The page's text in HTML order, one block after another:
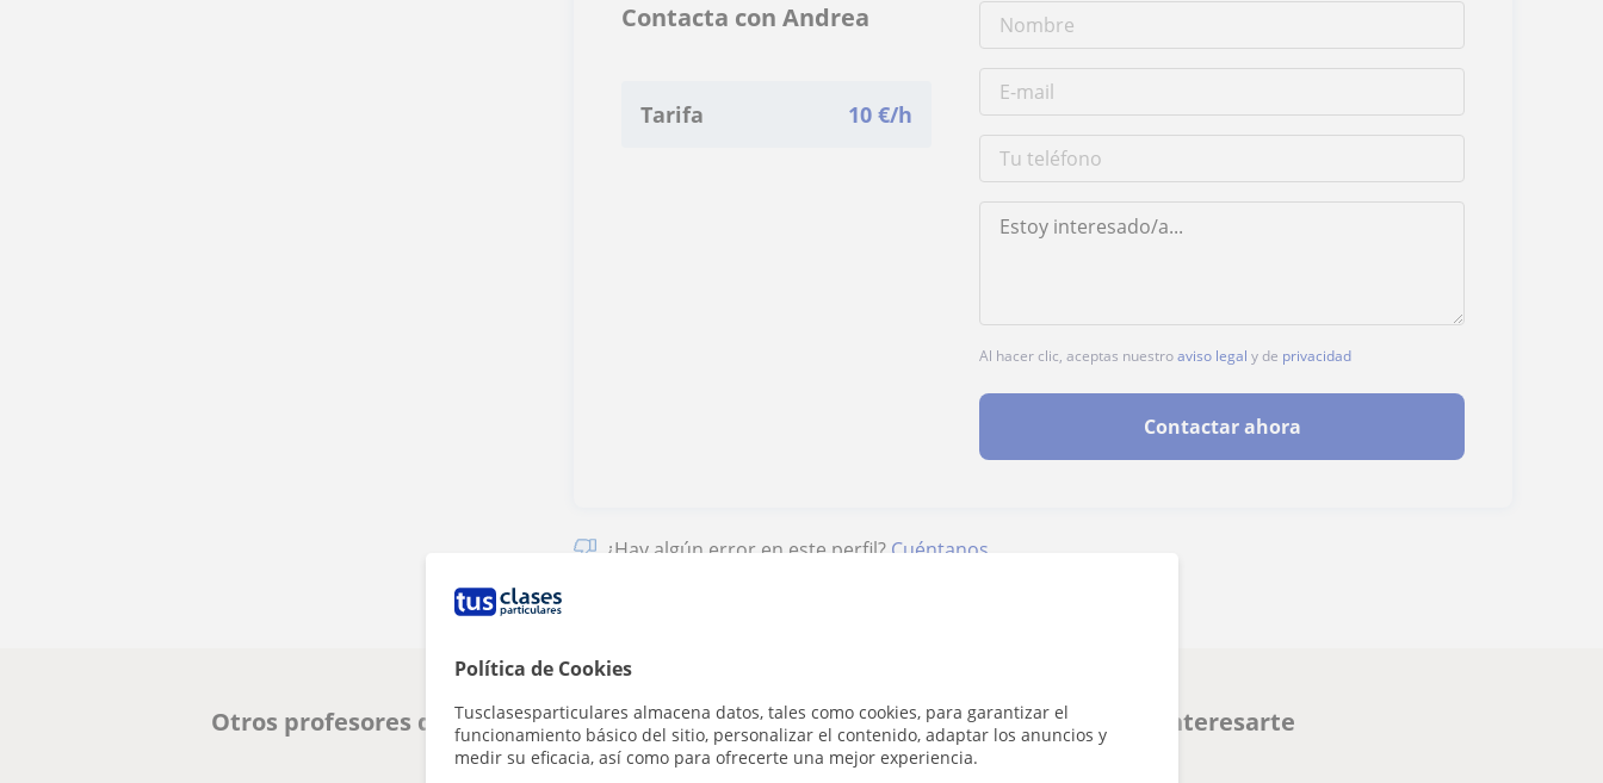
Política de Cookies
Tusclasesparticulares almacena datos, tales como cookies, para garantizar el
funcionamiento básico del sitio, personalizar el contenido, adaptar los anuncios y
medir su eficacia, así como para ofrecerte una mejor experiencia.
Contacta con Andrea
Tarifa 10 €/h
Al hacer clic, aceptas nuestroaviso legal y de privacidad
Contactar ahora
¿Hay algún error en este perfil? Cuéntanos
Otros profesores de Atención a personas dependientes en Córdoba que pueden interesarte